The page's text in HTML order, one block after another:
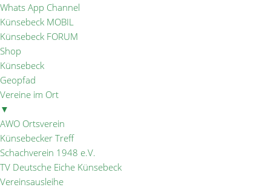
Whats App Channel
Künsebeck MOBIL
Künsebeck FORUM
Shop
Künsebeck
Geopfad
Vereine im Ort
▼
AWO Ortsverein
Künsebecker Treff
Schachverein 1948 e.V.
TV Deutsche Eiche Künsebeck
Vereinsausleihe